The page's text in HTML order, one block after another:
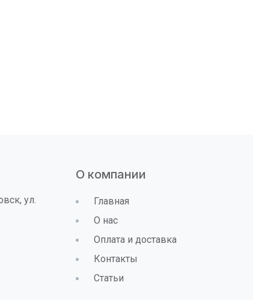
ул.
О компании
Главная
О нас
Оплата и доставка
Контакты
Статьи